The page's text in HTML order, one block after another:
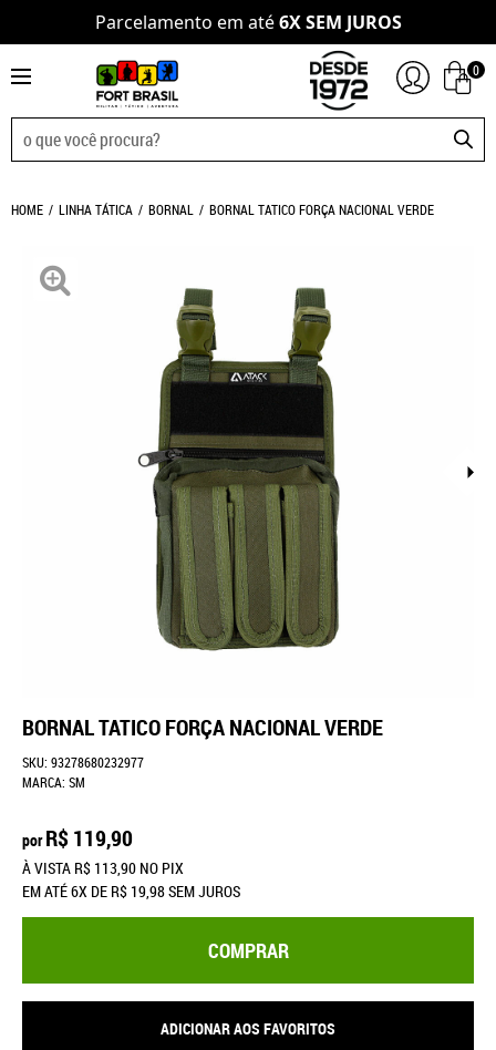
Parcelamento em até6X SEM JUROS
0
HOME LINHA TÁTICA BORNAL BORNAL TATICO FORÇA NACIONAL VERDE
BORNAL TATICO FORÇA NACIONAL VERDE
SKU: 93278680232977
MARCA: SM
por R$ 119,90
À VISTA R$ 113,90 NO PIX
EM ATÉ6X DE R$ 19,98SEM JUROS
COMPRAR
ADICIONAR AOS FAVORITOS